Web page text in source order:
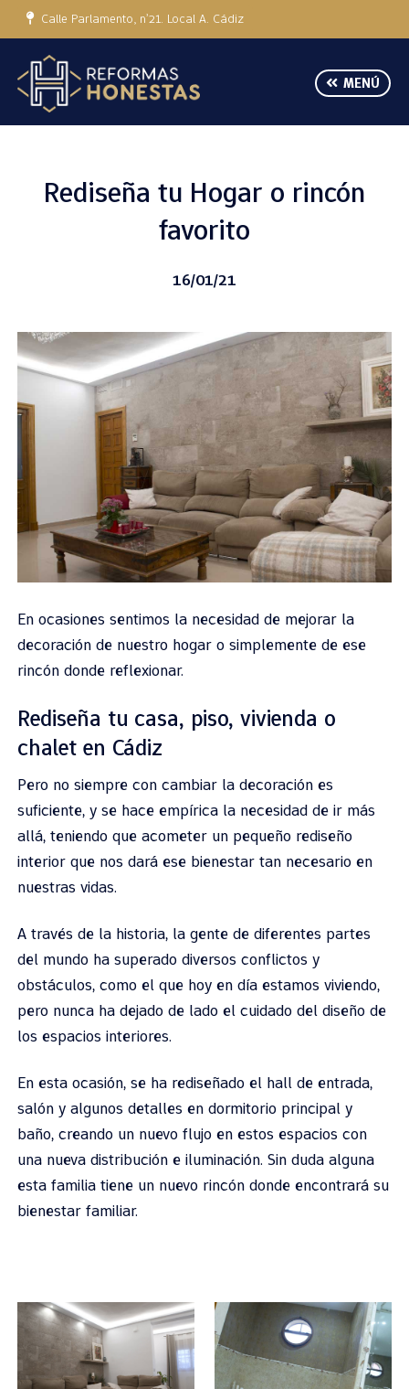
Calle Parlamento, nº21. Local A. Cádiz
MENÚ
Rediseña tu Hogar o rincón
favorito
16/01/21
En ocasiones sentimos la necesidad de mejorar la
decoración de nuestro hogar o simplemente de ese
rincón donde reflexionar.
Rediseña tu casa, piso, vivienda o
chalet en Cádiz
Pero no siempre con cambiar la decoración es
suficiente, y se hace empírica la necesidad de ir más
allá, teniendo que acometer un pequeño rediseño
interior que nos dará ese bienestar tan necesario en
nuestras vidas.
A través de la historia, la gente de diferentes partes
del mundo ha superado diversos conflictos y
obstáculos, como el que hoy en día estamos viviendo,
pero nunca ha dejado de lado el cuidado del diseño de
los espacios interiores.
En esta ocasión, se ha rediseñado el hall de entrada,
salón y algunos detalles en dormitorio principal y
baño, creando un nuevo flujo en estos espacios con
una nueva distribución e iluminación. Sin duda alguna
esta familia tiene un nuevo rincón donde encontrará su
bienestar familiar.